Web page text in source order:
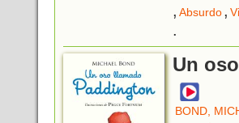
, Absurdo,
.
Un
BOND,